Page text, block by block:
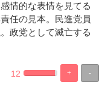
情的な表情を見てる
任の見本。民進党員
政党として滅亡する
-
+
%
100%
12